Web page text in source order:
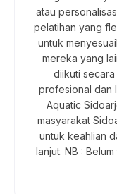
atau
pelatihan yang
untuk
mereka yang
diikuti
profesional dan
Aquatic
masyarakat
untuk keahlian
lanjut. NB :